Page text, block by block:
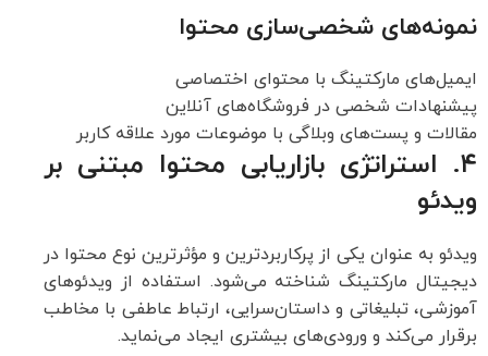
نمونه‌های شخصی‌سازی محتوا
ایمیل‌های مارکتینگ با محتوای اختصاصی
پیشنهادات شخصی در فروشگاه‌های آنلاین
مقالات و پست‌های وبلاگی با موضوعات مورد علاقه کاربر
۴. استراتژی بازاریابی محتوا مبتنی بر
ویدئو
ویدئو به عنوان یکی از پرکاربردترین و مؤثرترین نوع محتوا در
دیجیتال مارکتینگ شناخته می‌شود. استفاده از ویدئوهای
آموزشی، تبلیغاتی و داستان‌سرایی، ارتباط عاطفی با مخاطب
برقرار می‌کند و ورودی‌های بیشتری ایجاد می‌نماید.